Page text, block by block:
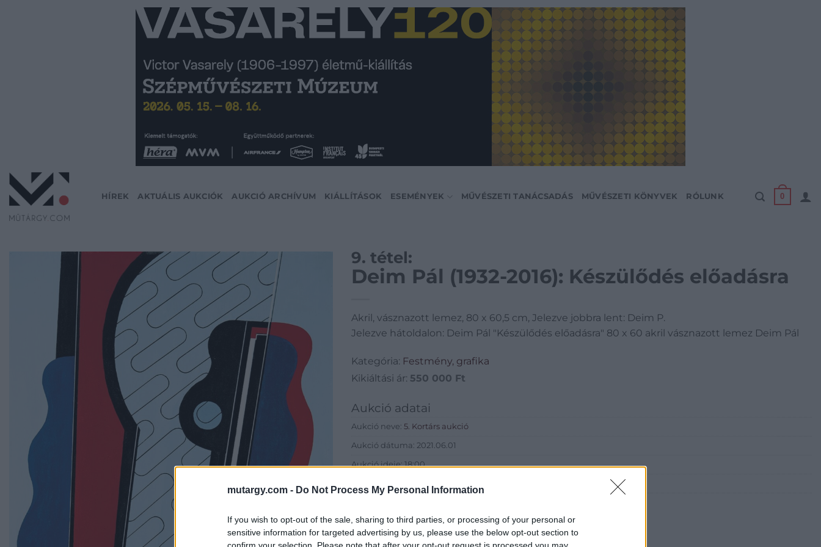
mutargy.com - Do Not Process My Personal Information
If you wish to opt-out of the sale, sharing to third parties, or processing of your personal or
sensitive information for targeted advertising by us, please use the below opt-out section to
confirm your selection. Please note that after your opt-out request is processed you may
HÍREK AKTUÁLIS AUKCIÓK AUKCIÓ ARCHÍVUM KIÁLLÍTÁSOK ESEMÉNYEK MŰVÉSZETI TANÁCSADÁS MŰVÉSZETI KÖNYVEK RÓLUNK 0
9. tétel:
Deim Pál (1932-2016): Készülődés előadásra
Akril, vásznazott lemez, 80 x 60,5 cm, Jelezve jobbra lent: Deim P.
Jelezve hátoldalon: Deim Pál "Készülődés előadásra" 80 x 60 akril vásznazott lemez Deim Pál
Kategória: Festmény, grafika
Kikiáltási ár: 550 000 Ft
Aukció adatai
Aukció neve: 5. Kortárs aukció
Aukció dátuma: 2021.06.01
Aukció ideje: 18:00
Eladó adatai